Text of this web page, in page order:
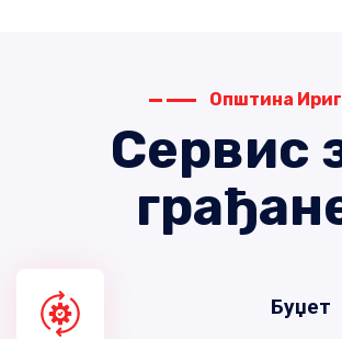
Општина Ириг
Сервис
Буџет